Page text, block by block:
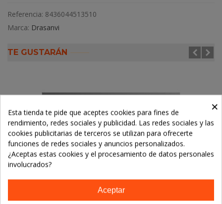
Referencia: 8436044513510
Marca: Drasanvi
TE GUSTARÁN
×
Esta tienda te pide que aceptes cookies para fines de
rendimiento, redes sociales y publicidad. Las redes sociales y las
cookies publicitarias de terceros se utilizan para ofrecerte
funciones de redes sociales y anuncios personalizados.
¿Aceptas estas cookies y el procesamiento de datos personales
involucrados?
Aceptar